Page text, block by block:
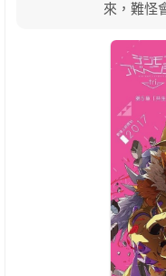
來，難怪